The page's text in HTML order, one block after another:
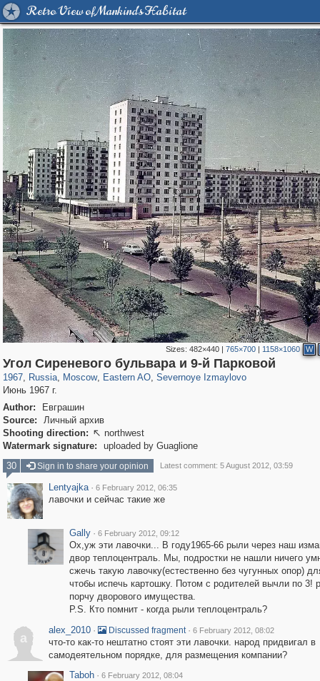
Retro View of Mankind's Habitat
Sizes:482×440 |765×700 | 1158×1060 W
Угол Сиреневого бульвара и 9-й Парковой
1967, Russia
1,407,328 29,248
, Moscow
319,882 8,286
, Eastern AO
20,942 306
, Severnoye Izmaylovo
819 3
Июнь 1967 г.
Author:
Евграшин
Source:
Личный архив
Shooting direction:  northwest
Watermark signature:
uploaded by Guaglione
30
Sign in to share your opinion Latest comment: 5 August 2012, 03:59
Lentyajka · 6 February 2012, 06:35
лавочки и сейчас такие же
Gally · 6 February 2012, 09:12
Ох,уж эти лавочки... В году1965-66 рыли через наш
двор теплоцентраль. Мы, подростки не нашли ничего
сжечь такую лавочку(естественно без чугунных опор)
чтобы испечь картошку. Потом с родителей вычли по 3!
порчу дворового имущества.
P.S. Кто помнит - когда рыли теплоцентраль?
a
alex_2010 · Discussed fragment · 6 February 2012, 08:02
что-то как-то нештатно стоят эти лавочки. народ придвигал в
самодеятельном порядке, для размещения компании?
Taboh · 6 February 2012, 08:04